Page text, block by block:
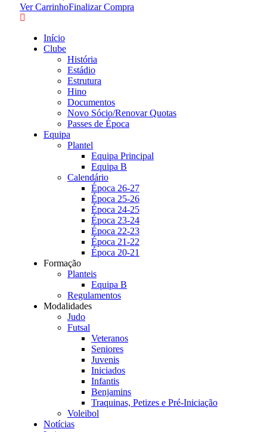
Ver CarrinhoFinalizar Compra
Início
Clube
História
Estádio
Estrutura
Hino
Documentos
Novo Sócio/Renovar Quotas
Passes de Época
Equipa
Plantel
Equipa Principal
Equipa B
Calendário
Época 26-27
Época 25-26
Época 24-25
Época 23-24
Época 22-23
Época 21-22
Época 20-21
Formação
Planteis
Equipa B
Regulamentos
Modalidades
Judo
Futsal
Veteranos
Seniores
Juvenis
Iniciados
Infantis
Benjamins
Traquinas, Petizes e Pré-Iniciação
Voleibol
Notícias